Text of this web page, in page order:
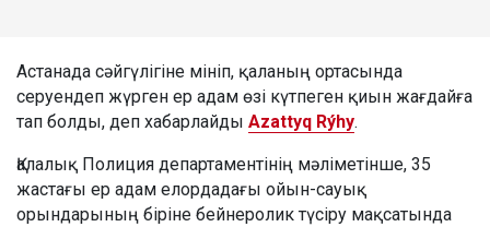
Астанада сәйгүлігіне мініп, қаланың ортасында
серуендеп жүрген ер адам өзі күтпеген қиын жағдайға
тап болды, деп хабарлайды Azattyq Rýhy.
Қалалық Полиция департаментінің мәліметінше, 35
жастағы ер адам елордадағы ойын-сауық
орындарының біріне бейнеролик түсіру мақсатында